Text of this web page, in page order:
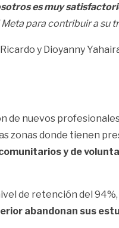
es muy
para contribuir a su
y Dioyanny
de nuevos
zonas donde tienen
y de
de retención del 94%,
abandonan sus